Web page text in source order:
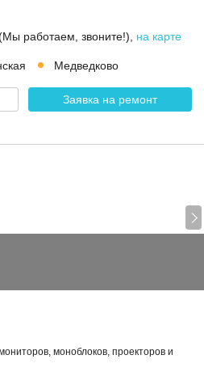
работаем, звоните!) на карте
Медведково
Заявка на ремонт
моноблоков, проекторов и